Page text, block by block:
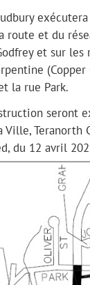
route et du
et sur
la rue Park.
seront
Ville, Teranorth
du 12 avril